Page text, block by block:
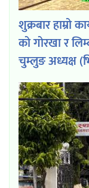
शुक्रबार हाम्रो
को गोरखा र
चुम्लुङ अध्यक्ष